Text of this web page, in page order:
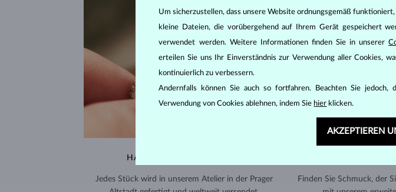
HANDGEFERTIGT IN PRAG
Jedes Stück wird in unserem Atelier in der Prager
Finden Sie Schmuck, der
Um sicherzustellen, dass unsere Website ordnungsgemäß
kleine Dateien, die vorübergehend auf Ihrem Gerät gespeichert
verwendet werden. Weitere Informationen finden Sie in unserer
erteilen Sie uns Ihr Einverständnis zur Verwendung aller Cookies,
kontinuierlich zu verbessern.
Andernfalls können Sie auch so fortfahren. Beachten Sie jedoch,
Verwendung von Cookies ablehnen, indem Sie hier klicken.
AKZEPTIEREN